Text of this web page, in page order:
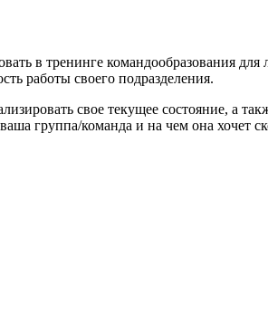
в тренинге командообразования
работы своего подразделения.
свое текущее состояние, а
группа/команда и на чем она хочет